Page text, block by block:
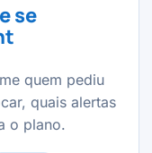
se
quem pediu
quais alertas
o plano.